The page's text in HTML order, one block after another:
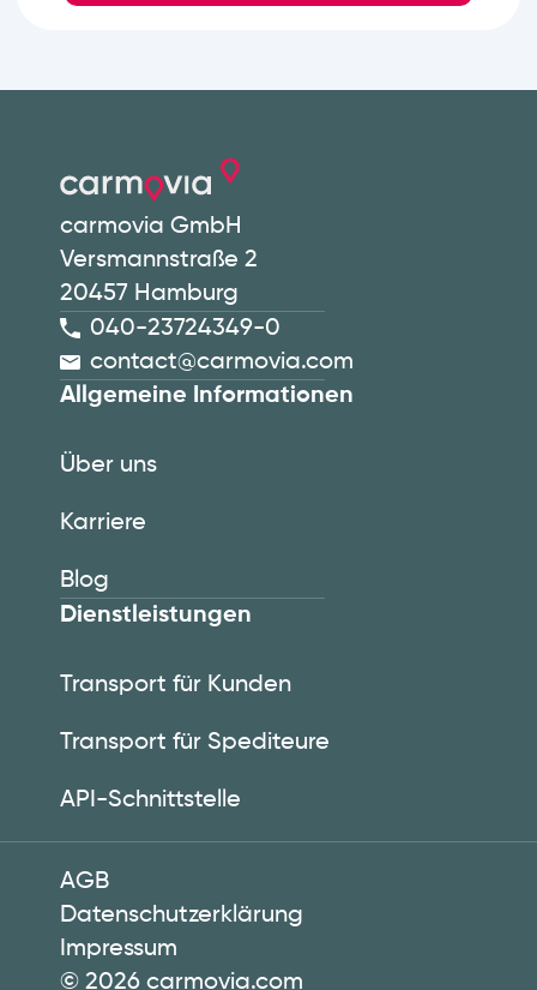
Für uns war klar: Es geht nicht nur um
carmovia GmbH
Versmannstraße 2
20457 Hamburg
040-23724349-0
contact@carmovia.com
Allgemeine Informationen
Über uns
Karriere
Blog
Dienstleistungen
Transport für Kunden
Transport für Spediteure
API-Schnittstelle
AGB
Datenschutzerklärung
Impressum
© 2026 carmovia.com